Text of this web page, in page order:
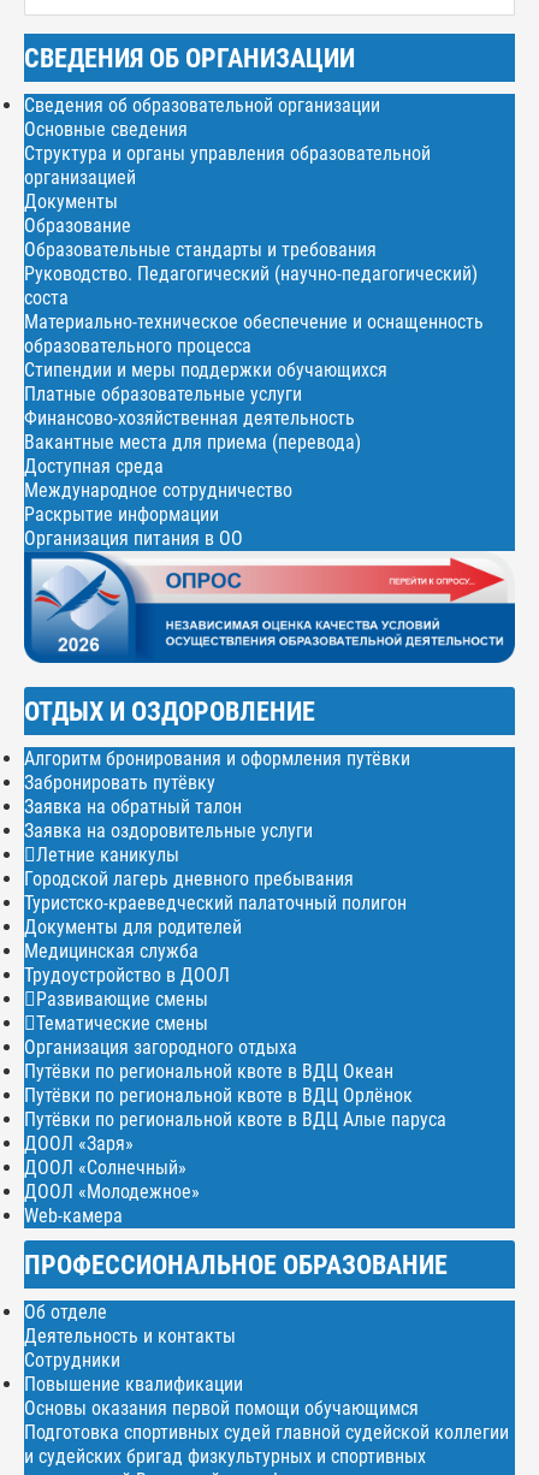
СВЕДЕНИЯ ОБ ОРГАНИЗАЦИИ
Сведения об образовательной организации
Основные сведения
Структура и органы управления образовательной
организацией
Документы
Образование
Образовательные стандарты и требования
Руководство. Педагогический (научно-педагогический)
соста
Материально-техническое обеспечение и оснащенность
образовательного процесса
Стипендии и меры поддержки обучающихся
Платные образовательные услуги
Финансово-хозяйственная деятельность
Вакантные места для приема (перевода)
Доступная среда
Международное сотрудничество
Раскрытие информации
Организация питания в ОО
ОТДЫХ И ОЗДОРОВЛЕНИЕ
Алгоритм бронирования и оформления путёвки
Забронировать путёвку
Заявка на обратный талон
Заявка на оздоровительные услуги
Летние каникулы
Городской лагерь дневного пребывания
Туристско-краеведческий палаточный полигон
Документы для родителей
Медицинская служба
Трудоустройство в ДООЛ
Развивающие смены
Тематические смены
Организация загородного отдыха
Путёвки по региональной квоте в ВДЦ Океан
Путёвки по региональной квоте в ВДЦ Орлёнок
Путёвки по региональной квоте в ВДЦ Алые паруса
ДООЛ «Заря»
ДООЛ «Солнечный»
ДООЛ «Молодежное»
Web-камера
ПРОФЕССИОНАЛЬНОЕ ОБРАЗОВАНИЕ
Об отделе
Деятельность и контакты
Сотрудники
Повышение квалификации
Основы оказания первой помощи обучающимся
Подготовка спортивных судей главной судейской коллегии
и судейских бригад физкультурных и спортивных